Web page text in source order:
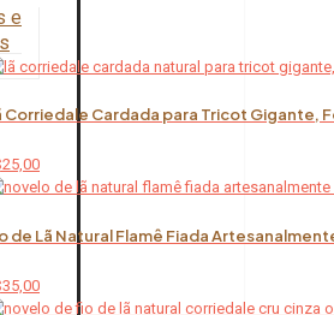
e
Corriedale Cardada para Tricot Gigante,
25,00
de Lã Natural Flamê Fiada
35,00